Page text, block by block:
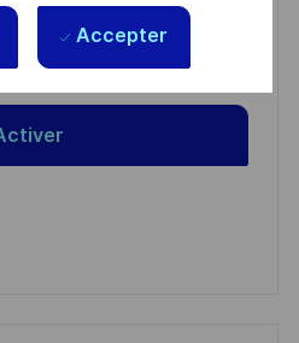
Accepter
de traitement des